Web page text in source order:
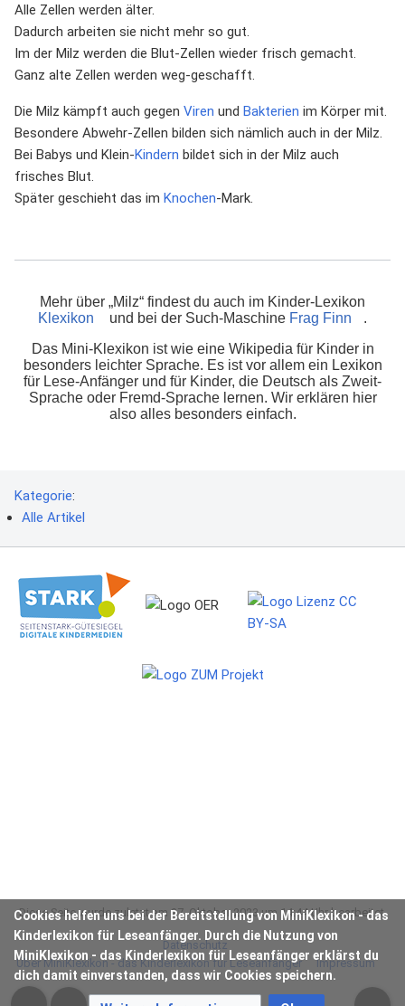
Alle Zellen werden älter.
Dadurch arbeiten sie nicht mehr so gut.
Im der Milz werden die Blut-Zellen wieder frisch gemacht.
Ganz alte Zellen werden weg-geschafft.
Die Milz kämpft auch gegen Viren und Bakterien im Körper mit.
Besondere Abwehr-Zellen bilden sich nämlich auch in der Milz.
Bei Babys und Klein-Kindern bildet sich in der Milz auch
frisches Blut.
Später geschieht das im Knochen-Mark.
Mehr über „Milz“ findest du auch im Kinder-Lexikon
Klexikon
und bei der Such-Maschine Frag Finn
.
Das Mini-Klexikon ist wie eine Wikipedia für Kinder in
besonders leichter Sprache. Es ist vor allem ein Lexikon
für Lese-Anfänger und für Kinder, die Deutsch als Zweit-
Sprache oder Fremd-Sprache lernen. Wir erklären hier
also alles besonders einfach.
Kategorie:
Alle Artikel
Cookies helfen uns bei der Bereitstellung von MiniKlexikon - das
Kinderlexikon für Leseanfänger. Durch die Nutzung von
MiniKlexikon - das Kinderlexikon für Leseanfänger erklärst du
dich damit einverstanden, dass wir Cookies speichern.
Diese Seite wurde zuletzt am 27. Oktober 2023 um 14:44 Uhr bearbeitet.
Datenschutz
Über MiniKlexikon - das Kinderlexikon für Leseanfänger
Impressum